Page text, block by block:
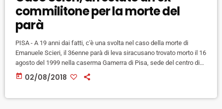
commilitone per la morte del
parà
PISA - A 19 anni dai fatti, c'è una svolta nel caso della morte di
Emanuele Scieri, il 36enne parà di leva siracusano trovato morto il 16
agosto del 1999 nella caserma Gamerra di Pisa, sede del centro di
addestramento della Folgore. La procura di Pisa ha tratto agli arresti
per concorso in omicidio volontario un ex commilitone di Scieri: si
today 02/08/2018